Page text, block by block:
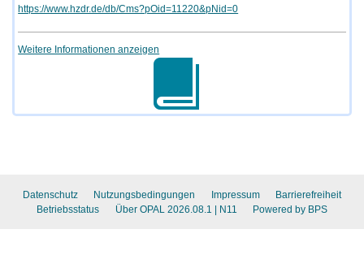
https://www.hzdr.de/db/Cms?pOid=11220&pNid=0
Weitere Informationen anzeigen
Datenschutz Nutzungsbedingungen Impressum
Barrierefreiheit
Betriebsstatus
Über OPAL 2026.08.1 | N11 Powered by BPS